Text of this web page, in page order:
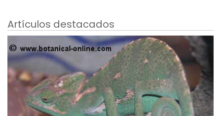
Artículos destacados